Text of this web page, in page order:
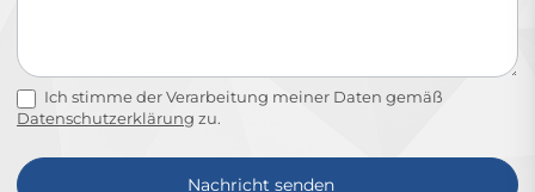
Ich stimme der Verarbeitung meiner Daten gemäß
Datenschutzerklärung zu.
Nachricht senden